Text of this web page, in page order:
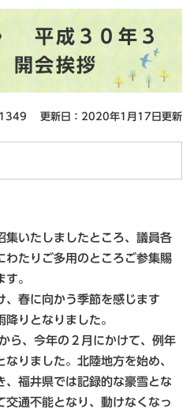
平成３０年３
開会挨拶
更新日：2020年1月17日更新
いたしましたところ、議員各
わたりご多用のところご参集賜
。
春に向かう季節を感じます
りとなりました。
ら、今年の２月にかけて、例年
りました。北陸地方を始め、
、福井県では記録的な豪雪とな
交通不能となり、動けなくなっ